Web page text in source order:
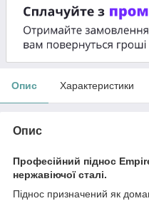
Опис Характеристики
Опис
Професійний піднос
нержавіючої сталі.
Піднос призначений як